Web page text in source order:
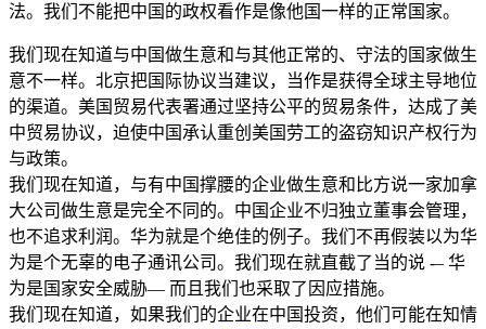
法。我们不能把中国的政权看作是像他国一样的正常国家。
我们现在知道与中国做生意和与其他正常的、守法的国家做生
意不一样。北京把国际协议当建议，当作是获得全球主导地位
的渠道。美国贸易代表署通过坚持公平的贸易条件，达成了美
中贸易协议，迫使中国承认重创美国劳工的盗窃知识产权行为
与政策。
我们现在知道，与有中国撑腰的企业做生意和比方说一家加拿
大公司做生意是完全不同的。中国企业不归独立董事会管理，
也不追求利润。华为就是个绝佳的例子。我们不再假装以为华
为是个无辜的电子通讯公司。我们现在就直截了当的说 -– 华
为是国家安全威胁— 而且我们也采取了因应措施。
我们现在知道，如果我们的企业在中国投资，他们可能在知情